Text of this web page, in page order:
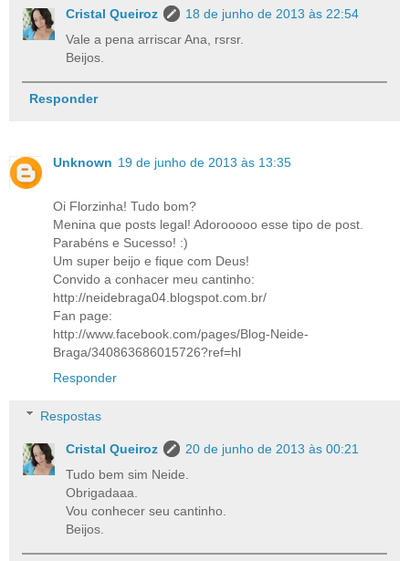
Cristal Queiroz
18 de junho de 2013 às 22:54
Vale a pena arriscar Ana, rsrsr.
Beijos.
Responder
Unknown 19 de junho de 2013 às 13:35
Oi Florzinha! Tudo bom?
Menina que posts legal! Adorooooo esse tipo de post.
Parabéns e Sucesso! :)
Um super beijo e fique com Deus!
Convido a conhacer meu cantinho:
http://neidebraga04.blogspot.com.br/
Fan page:
http://www.facebook.com/pages/Blog-Neide-
Braga/340863686015726?ref=hl
Responder
Respostas
Cristal Queiroz
20 de junho de 2013 às 00:21
Tudo bem sim Neide.
Obrigadaaa.
Vou conhecer seu cantinho.
Beijos.